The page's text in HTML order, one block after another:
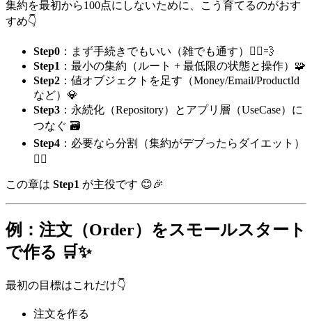
集約を最初から100点にしないために、こう育てるのがおす
すめ👇
Step0 ：まず手続きでもいい（雑でも通す）🏃‍♀️💨
Step1 ：最小の集約（ルート + 最低限の状態と操作）🧩
Step2 ：値オブジェクトを足す（Money/Email/ProductId
など）💎
Step3 ：永続化（Repository）とアプリ層（UseCase）に
つなぐ 🗃️
Step4 ：必要なら分割（集約がデブったらダイエット）
🏋️‍♀️
この章は Step1 が主役です 😊🎉
例：注文（Order）をスモールスタート
で作る 🛒✨
最初の目標はこれだけ👇
注文を作る